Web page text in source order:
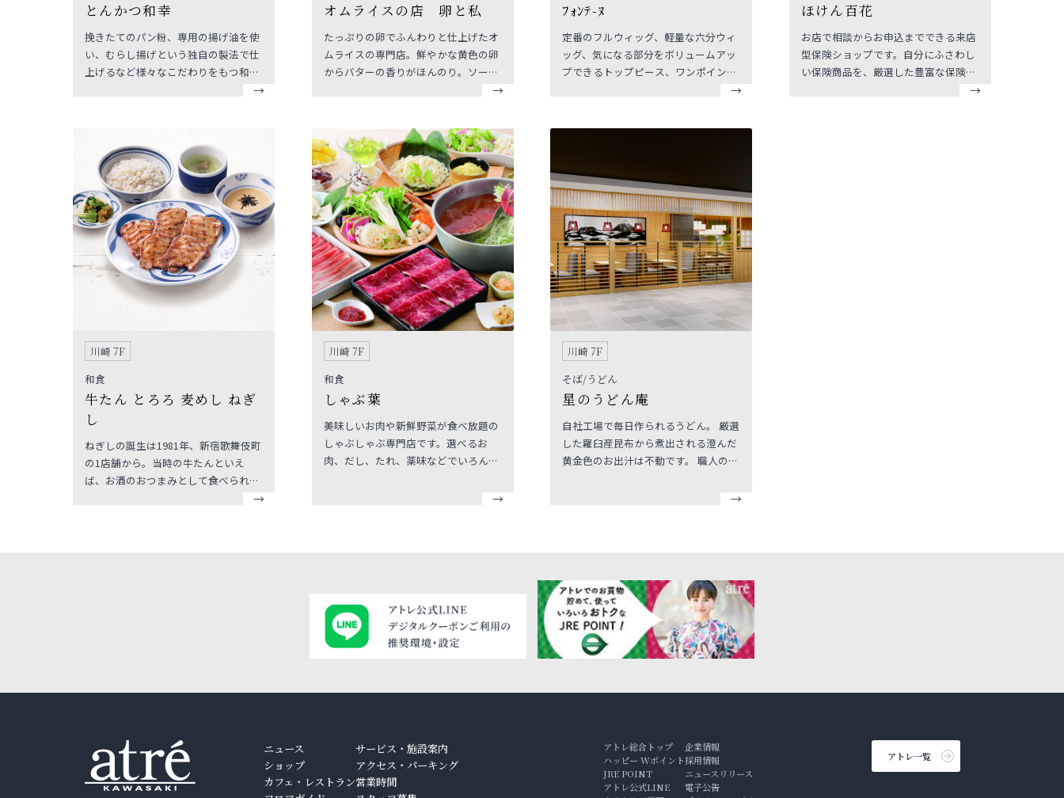
とんかつ和幸
挽きたてのパン粉、専用の揚げ油を使
い、むらし揚げという独自の製法で仕
上げるなど様々なこだわりをもつ和幸
のとんかつ。また、御飯、キャベツ、
利用下さいませ。メニューの方もひれ
かつやロースかつなど一般的なものか
ら、各種盛り合せ、ランチメニュー
（平日のオープンから１６時）など幅
広く取り揃えておりますので、どうぞ
御来店下さいませ。
オムライスの店 卵と私
たっぷりの卵でふんわりと仕上げたオ
ムライスの専門店。鮮やかな黄色の卵
からバターの香りがほんのり。ソース
のバリエーションが豊富で若い女性か
ﾌｫﾝﾃ-ﾇ
定番のフルウィッグ、軽量な六分ウィ
ッグ、気になる部分をボリュームアッ
プできるトップピース、ワンポイント
のつけ毛等、多彩な商品を取り揃えて
ィッグをお気軽にお試しください。
ほけん百花
お店で相談からお申込までできる来店
型保険ショップです。自分にふさわし
い保険商品を、厳選した豊富な保険商
品から比べて選べます。プロのスタッ
川崎 7F
和食
牛たん とろろ 麦めし ねぎ
し
ねぎしの誕生は1981年、新宿歌舞伎町
の1店舗から。当時の牛たんといえ
ば、お酒のおつまみとして食べられる
ことが多く、お客さまは男性ばかりで
川崎 7F
和食
しゃぶ葉
美味しいお肉や新鮮野菜が食べ放題の
しゃぶしゃぶ専門店です。選べるお
肉、だし、たれ、薬味などでいろんな
川崎 7F
そば/うどん
星のうどん庵
自社工場で毎日作られるうどん。 厳選
した羅臼産昆布から煮出される澄んだ
黄金色のお出汁は不動です。 職人の技
おります。 お買い物の小休憩にもお気
軽にご利用ください。
ニュース
ショップ
カフェ・レストラン
サービス・施設案内
アクセス・パーキング
営業時間
アトレ総合トップ
ハッピー Wポイント
JRE POINT
アトレ公式LINE
企業情報
採用情報
ニュースリリース
電子公告
アトレ一覧